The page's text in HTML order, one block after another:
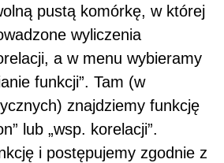
pustą komórkę, w której
wyliczenia
a w menu wybieramy
funkcji”. Tam (w
znajdziemy funkcję
lub „wsp. korelacji”.
i postępujemy zgodnie z